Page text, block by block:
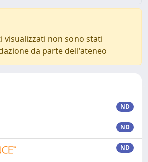
visualizzati non sono stati
da parte dell'ateneo
ND
ND
ND